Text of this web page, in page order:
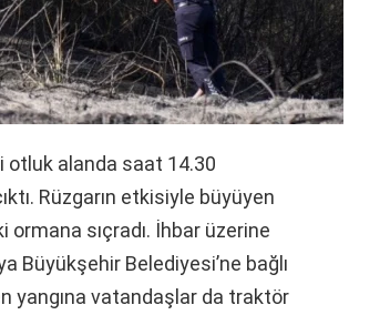
otluk alanda saat 14.30
Rüzgarın etkisiyle büyüyen
ormana sıçradı. İhbar üzerine
Büyükşehir Belediyesi’ne bağlı
yangına vatandaşlar da traktör